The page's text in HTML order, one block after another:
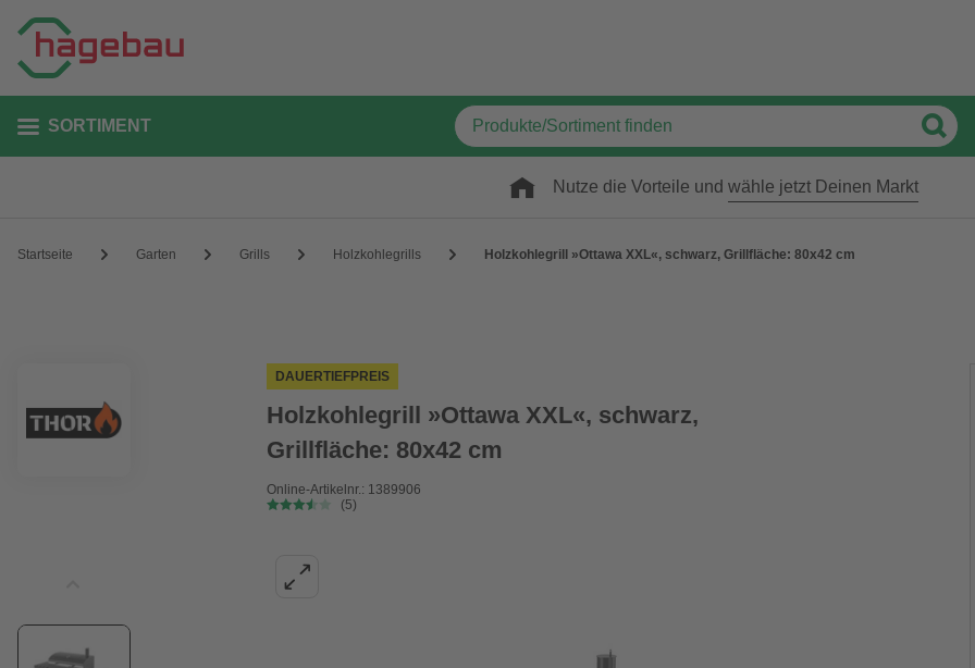
SORTIMENT
Nutze die Vorteile und wähle jetzt Deinen Markt
Startseite Garten Grills Holzkohlegrills Holzkohlegrill »Ottawa XXL«, schwarz, Grillfläche: 80x42 cm
DAUERTIEFPREIS
Holzkohlegrill »Ottawa XXL«, schwarz,
Grillfläche: 80x42 cm
Online-Artikelnr.: 1389906
(5)